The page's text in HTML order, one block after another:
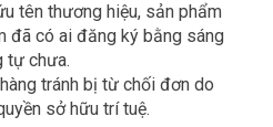
tên thương hiệu, sản phẩm
đã có ai đăng ký bằng sáng
tự chưa.
tránh bị từ chối đơn do
sở hữu trí tuệ.